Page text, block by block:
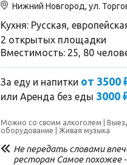
Нижний Новгород, ул.
Кухня: Русская,
2 открытых площадки
Вместимость: 25, 80
За еду и напитки от 3500
или Аренда без еды 3000
Можно со своим алкоголем
оборудование
Живая музыка
Не передать словами
ресторан Самое похожее